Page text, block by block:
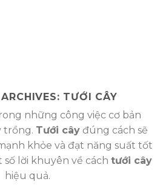
TƯỚI CÂY
những công việc cơ bản
trồng. Tưới cây đúng cách sẽ
khỏe và đạt năng suất tốt
số lời khuyên về cách tưới cây
hiệu quả.